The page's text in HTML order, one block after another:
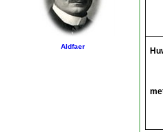
Aldfaer